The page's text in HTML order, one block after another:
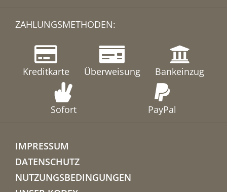
ZAHLUNGSMETHODEN:
Kreditkarte Überweisung Bankeinzug
Sofort PayPal
IMPRESSUM
DATENSCHUTZ
NUTZUNGSBEDINGUNGEN